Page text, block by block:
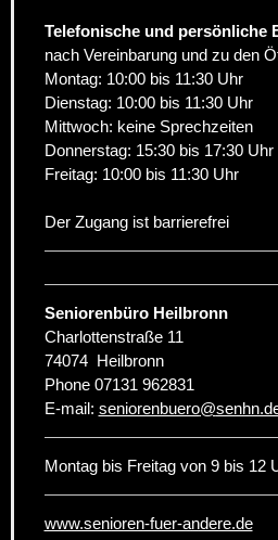
Telefonische und persönliche
nach Vereinbarung und zu den
Montag: 10:00 bis 11:30 Uhr
Dienstag: 10:00 bis 11:30 Uhr
Mittwoch: keine Sprechzeiten
Donnerstag: 15:30 bis 17:30 Uhr
Freitag: 10:00 bis 11:30 Uhr
Der Zugang ist barrierefrei
Seniorenbüro Heilbronn
Charlottenstraße 11
74074 Heilbronn
Phone 07131 962831
E-mail: seniorenbuero@
Montag bis Freitag von 9 bis 12
www.senioren-fuer-andere.de